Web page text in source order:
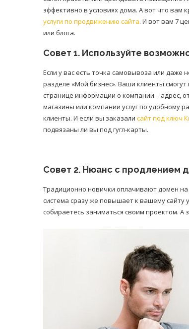
эффективно в условиях дома. А вот что вам
услуги по продвижению сайта. И вот вам 7
или блога.
Совет 1. Используйте
Если у вас есть точка самовывоза или даже
разделе «Мой бизнес». Ваши клиенты
странице информации о компании – адрес,
магазины или компании услуг по удобному
клиенты. И если вы заказали сайт под ключ
подвязаны ли вы под гугл-карты.
Совет 2. Нюанс с продлением
Традиционно новички оплачивают домен на
система сразу же повышает к вашему сайту
собираетесь заниматься своим проектом. А